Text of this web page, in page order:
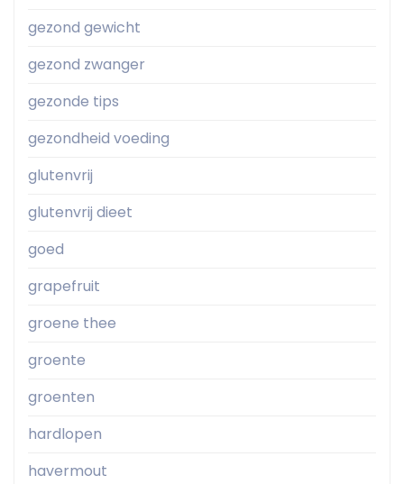
gezond gewicht
gezond zwanger
gezonde tips
gezondheid voeding
glutenvrij
glutenvrij dieet
goed
grapefruit
groene thee
groente
groenten
hardlopen
havermout